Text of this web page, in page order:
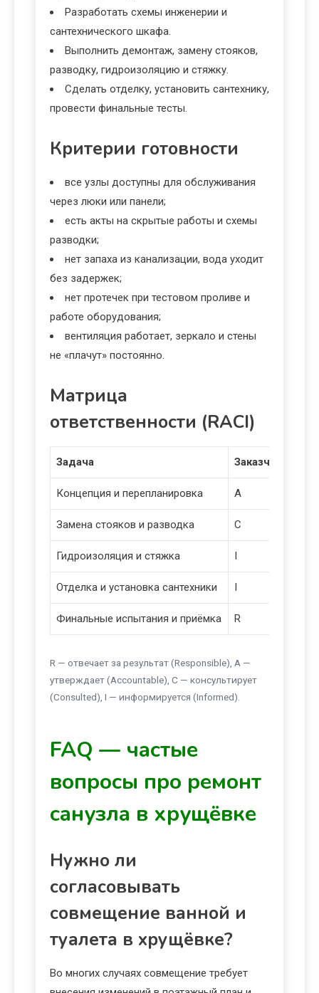
Разработать схемы инженерии и
сантехнического шкафа.
Выполнить демонтаж, замену стояков,
разводку, гидроизоляцию и стяжку.
Сделать отделку, установить сантехнику,
провести финальные тесты.
Критерии готовности
все узлы доступны для обслуживания
через люки или панели;
есть акты на скрытые работы и схемы
разводки;
нет запаха из канализации, вода уходит
без задержек;
нет протечек при тестовом проливе и
работе оборудования;
вентиляция работает, зеркало и стены
не «плачут» постоянно.
Матрица
ответственности (RACI)
Задача Заказчик
Концепция и перепланировка A
Замена стояков и разводка C
Гидроизоляция и стяжка I
Отделка и установка сантехники I
Финальные испытания и приёмка R
R — отвечает за результат (Responsible), A —
утверждает (Accountable), C — консультирует
(Consulted), I — информируется (Informed).
FAQ — частые
вопросы про ремонт
санузла в хрущёвке
Нужно ли
согласовывать
совмещение ванной и
туалета в хрущёвке?
Во многих случаях совмещение требует